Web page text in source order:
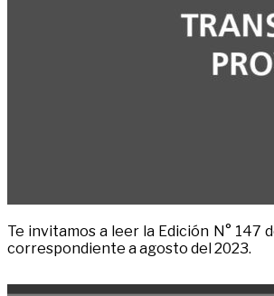
Te invitamos a leer la Edición N° 147
correspondiente a agosto del 2023.